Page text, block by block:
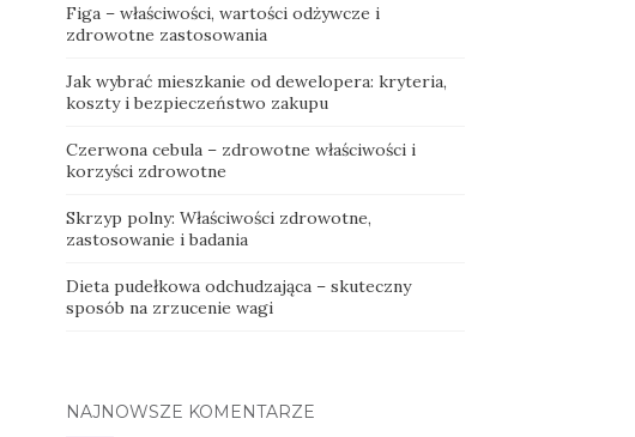
Figa – właściwości, wartości odżywcze i
zdrowotne zastosowania
Jak wybrać mieszkanie od dewelopera: kryteria,
koszty i bezpieczeństwo zakupu
Czerwona cebula – zdrowotne właściwości i
korzyści zdrowotne
Skrzyp polny: Właściwości zdrowotne,
zastosowanie i badania
Dieta pudełkowa odchudzająca – skuteczny
sposób na zrzucenie wagi
NAJNOWSZE KOMENTARZE